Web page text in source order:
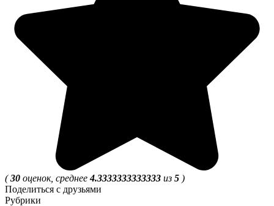
(30 оценок, среднее4.3333333333333 из 5 )
Поделиться с друзьями
Рубрики